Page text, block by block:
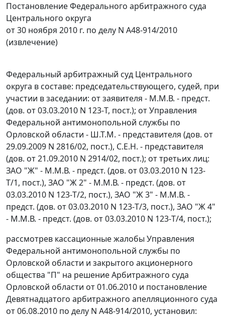
Постановление Федерального арбитражного суда
Центрального округа
от 30 ноября 2010 г. по делу N А48-914/2010
(извлечение)
Федеральный арбитражный суд Центрального
округа в составе: председательствующего, судей, при
участии в заседании: от заявителя - М.М.В. - предст.
(дов. от 03.03.2010 N 123-Т, пост.); от Управления
Федеральной антимонопольной службы по
Орловской области - Ш.Т.М. - представителя (дов. от
29.09.2009 N 2816/02, пост.), С.Е.Н. - представителя
(дов. от 21.09.2010 N 2914/02, пост.); от третьих лиц:
ЗАО "Ж" - М.М.В. - предст. (дов. от 03.03.2010 N 123-
Т/1, пост.), ЗАО "Ж 2" - М.М.В. - предст. (дов. от
03.03.2010 N 123-Т/2, пост.), ЗАО "Ж 3" - М.М.В. -
предст. (дов. от 03.03.2010 N 123-Т/3, пост.), ЗАО "Ж 4"
- М.М.В. - предст. (дов. от 03.03.2010 N 123-Т/4, пост.);
рассмотрев кассационные жалобы Управления
Федеральной антимонопольной службы по
Орловской области и закрытого акционерного
общества "П" на решение Арбитражного суда
Орловской области от 01.06.2010 и постановление
Девятнадцатого арбитражного апелляционного суда
от 06.08.2010 по делу N А48-914/2010, установил: